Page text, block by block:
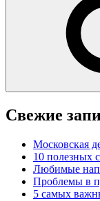
Свежие
Московская
10 полезных
Любимые
Проблемы в
5 самых